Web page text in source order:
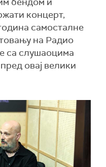
концерт,
самосталне
на Радио
са слушаоцима
овај велики